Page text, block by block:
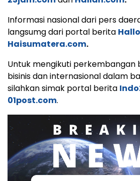
Informasi nasional dari pers
langsumg dari portal berita
Haisumatera.com.
Untuk mengikuti perkembangan
bisinis dan internasional dalam
silahkan simak portal berita
01post.com.